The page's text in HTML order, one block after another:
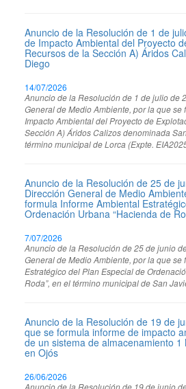
Anuncio de la Resolución de 1 de
de Impacto Ambiental del Proyecto
Recursos de la Sección A) Áridos
Diego
14/07/2026
Anuncio de la Resolución de 1 de julio de
General de Medio Ambiente, por la que
Impacto Ambiental del Proyecto de
Sección A) Áridos Calizos denominada
término municipal de Lorca (Expte.
Anuncio de la Resolución de 25 de
Dirección General de Medio
formula Informe Ambiental
Ordenación Urbana “Hacienda de
7/07/2026
Anuncio de la Resolución de 25 de junio
General de Medio Ambiente, por la que se
Estratégico del Plan Especial de
Roda”, en el término municipal de San
Anuncio de la Resolución de 19 de
que se formula informe de impacto
de un sistema de almacenamiento 1
en Ojós
26/06/2026
Anuncio de la Resolución de 19 de junio